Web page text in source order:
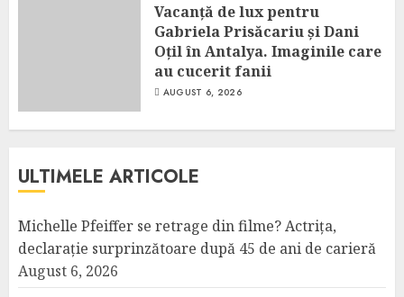
Vacanță de lux pentru
Gabriela Prisăcariu și Dani
Oțil în Antalya. Imaginile care
au cucerit fanii
AUGUST 6, 2026
ULTIMELE ARTICOLE
Michelle Pfeiffer se retrage din filme? Actrița,
declarație surprinzătoare după 45 de ani de carieră
August 6, 2026